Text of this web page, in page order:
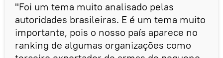
"Foi um tema muito analisado pelas
autoridades brasileiras. E é um tema muito
importante, pois o nosso país aparece no
ranking de algumas organizações como